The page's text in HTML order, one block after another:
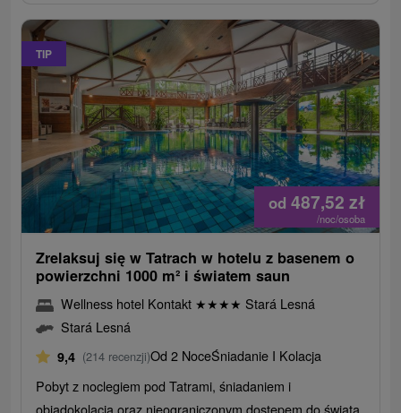
TIP
od 487,52 zł
/noc/osoba
Zrelaksuj się w Tatrach w hotelu z basenem o
powierzchni 1000 m² i światem saun
Wellness hotel Kontakt ★★★★ Stará Lesná
Stará Lesná
9,4 (214 recenzji)Od 2 NoceŚniadanie I Kolacja
Pobyt z noclegiem pod Tatrami, śniadaniem i
obiadokolacją oraz nieograniczonym dostępem do świata